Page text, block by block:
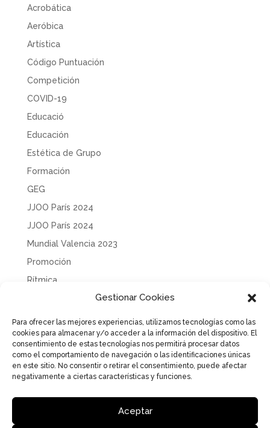
Gestionar Cookies
Para ofrecer las mejores experiencias, utilizamos tecnologías como las
cookies para almacenar y/o acceder a la información del dispositivo. El
consentimiento de estas tecnologías nos permitirá procesar datos
como el comportamiento de navegación o las identificaciones únicas
en este sitio. No consentir o retirar el consentimiento, puede afectar
negativamente a ciertas características y funciones.
Aceptar
Acrobática
Aeróbica
Artística
Código Puntuación
Competición
COVID-19
Educació
Educación
Estética de Grupo
Formación
GEG
JJOO París 2024
JJOO París 2024
Mundial Valencia 2023
Promoción
Rítmica
Tecnificación
Uncategorized
Política de Privacidad